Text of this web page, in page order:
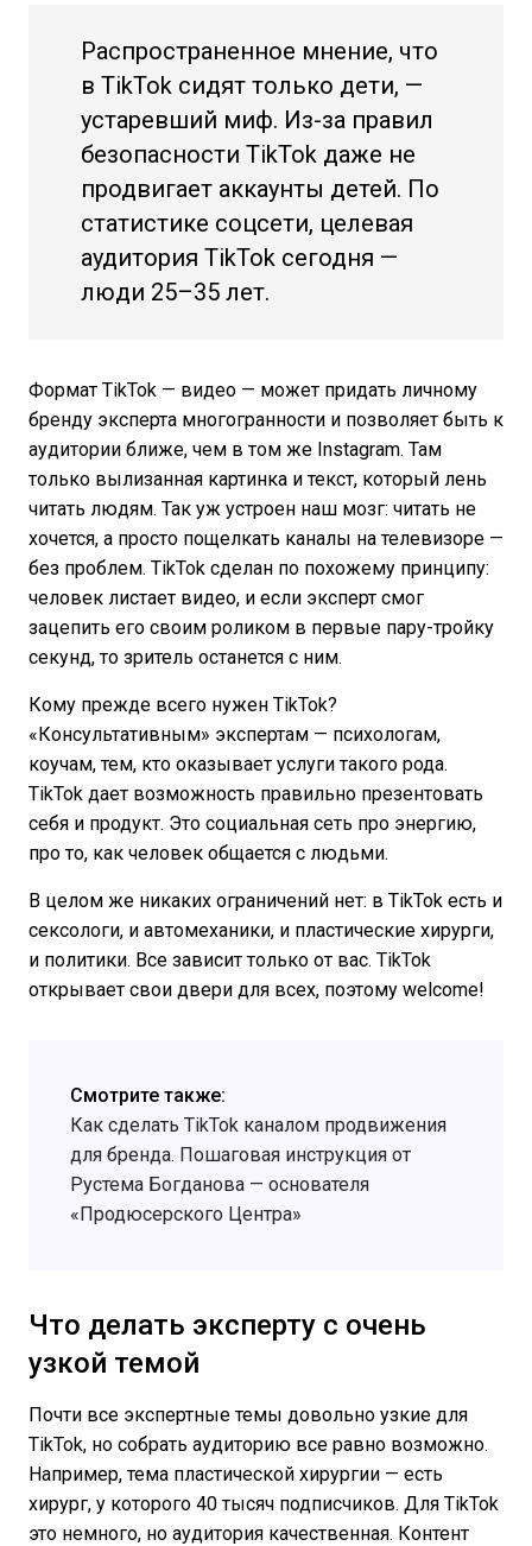
Распространенное мнение, что
в TikTok сидят только дети, —
устаревший миф. Из-за правил
безопасности TikTok даже не
продвигает аккаунты детей. По
статистике соцсети, целевая
аудитория TikTok сегодня —
люди 25–35 лет.
Формат TikTok — видео — может придать личному
бренду эксперта многогранности и позволяет быть к
аудитории ближе, чем в том же Instagram. Там
только вылизанная картинка и текст, который лень
читать людям. Так уж устроен наш мозг: читать не
хочется, а просто пощелкать каналы на телевизоре —
без проблем. TikTok сделан по похожему принципу:
человек листает видео, и если эксперт смог
зацепить его своим роликом в первые пару-тройку
секунд, то зритель останется с ним.
Кому прежде всего нужен TikTok?
«Консультативным» экспертам — психологам,
коучам, тем, кто оказывает услуги такого рода.
TikTok дает возможность правильно презентовать
себя и продукт. Это социальная сеть про энергию,
про то, как человек общается с людьми.
В целом же никаких ограничений нет: в TikTok есть и
сексологи, и автомеханики, и пластические хирурги,
и политики. Все зависит только от вас. TikTok
открывает свои двери для всех, поэтому welcome!
Смотрите также:
Как сделать TikTok каналом продвижения
для бренда. Пошаговая инструкция от
Рустема Богданова — основателя
«Продюсерского Центра»
Что делать эксперту с очень
узкой темой
Почти все экспертные темы довольно узкие для
TikTok, но собрать аудиторию все равно возможно.
Например, тема пластической хирургии — есть
хирург, у которого 40 тысяч подписчиков. Для TikTok
это немного, но аудитория качественная. Контент